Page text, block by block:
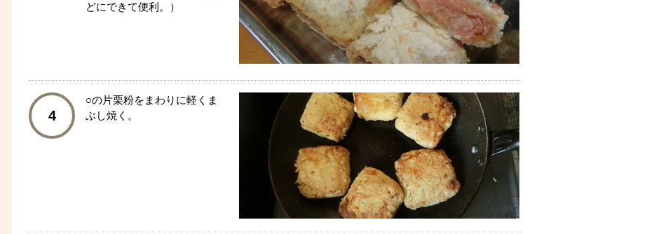
どにできて便利。）
4
○の片栗粉をまわりに軽くま
ぶし焼く。